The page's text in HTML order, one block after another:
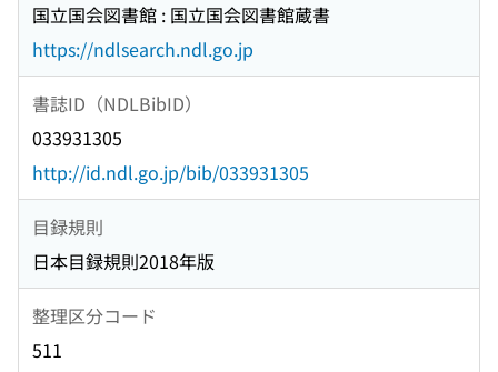
国立国会図書館 : 国立国会図書館蔵書
https://ndlsearch.ndl.go.jp
書誌ID（NDLBibID）
033931305
http://id.ndl.go.jp/bib/033931305
目録規則
日本目録規則2018年版
整理区分コード
511